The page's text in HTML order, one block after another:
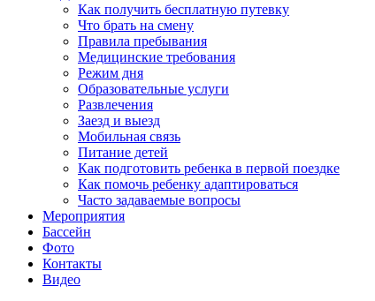
Как получить бесплатную путевку
Что брать на смену
Правила пребывания
Медицинские требования
Режим дня
Образовательные услуги
Развлечения
Заезд и выезд
Мобильная связь
Питание детей
Как подготовить ребенка в первой поездке
Как помочь ребенку адаптироваться
Часто задаваемые вопросы
Мероприятия
Бассейн
Фото
Контакты
Видео